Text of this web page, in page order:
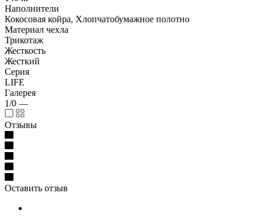
Наполнители
Кокосовая койра, Хлопчатобумажное полотно
Материал чехла
Трикотаж
Жесткость
Жесткий
Серия
LIFE
Галерея
1/0 —
Отзывы
Оставить отзыв